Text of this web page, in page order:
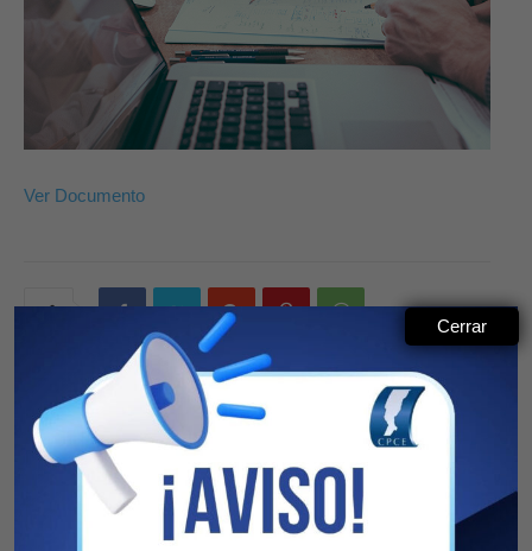
Ver Documento
Previous article
Convenio Municipios y
Cerrar